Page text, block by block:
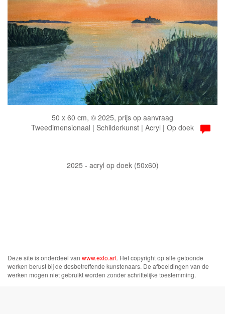
50 x 60 cm, © 2025, prijs op aanvraag
Tweedimensionaal | Schilderkunst | Acryl | Op doek
2025 - acryl op doek (50x60)
Deze site is onderdeel van www.exto.art. Het copyright op alle getoonde
werken berust bij de desbetreffende kunstenaars. De afbeeldingen van de
werken mogen niet gebruikt worden zonder schriftelijke toestemming.